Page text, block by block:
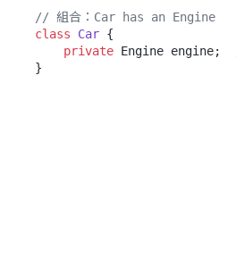
// 組合：Car has an Engine
class
Car {
private Engine engine;